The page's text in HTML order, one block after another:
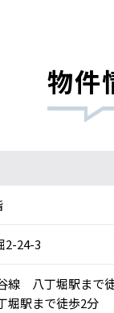
物件
2-24-3
線 八丁堀駅まで
駅まで徒歩2分